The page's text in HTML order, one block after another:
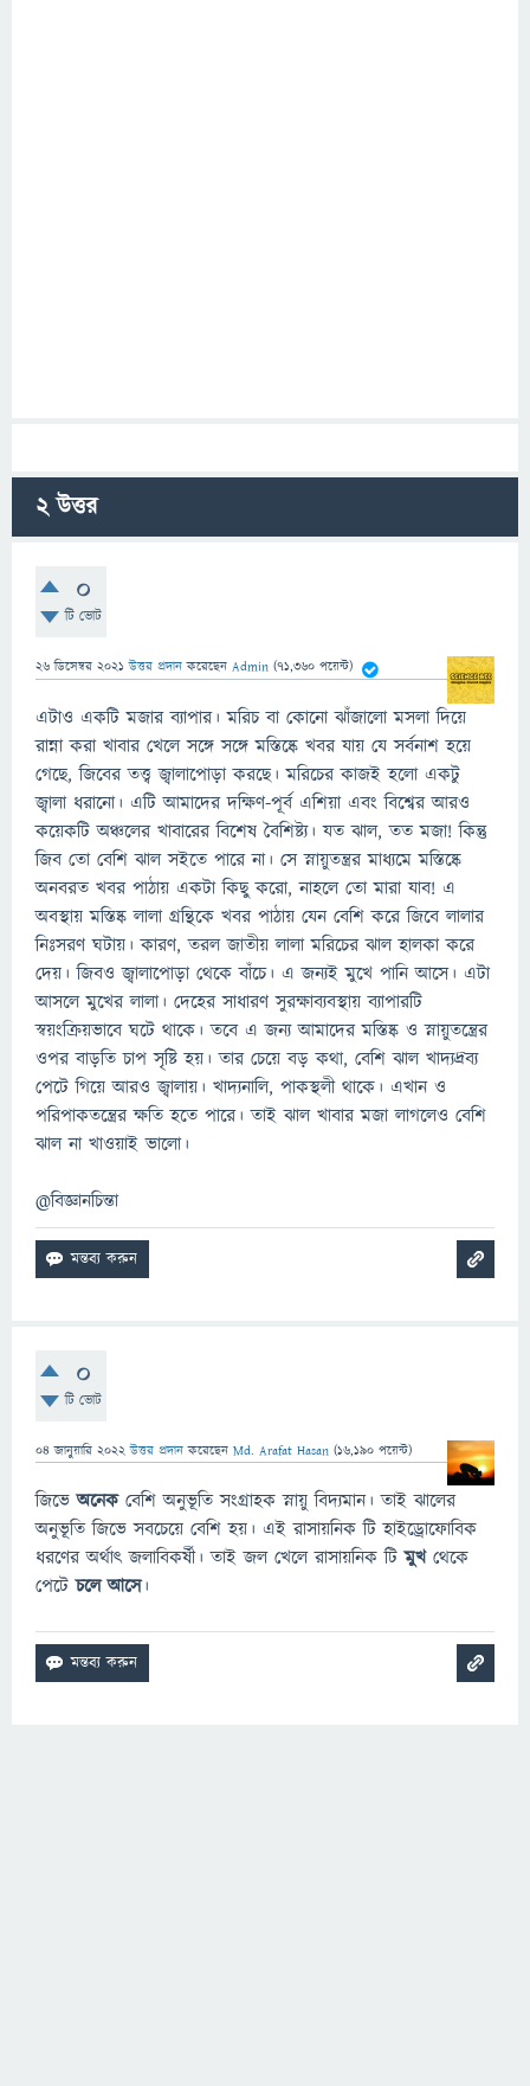
2উত্তর
0
টি ভোট
26 ডিসেম্বর 2021 উত্তর প্রদান করেছেন Admin (71,360 পয়েন্ট)
এটাও একটি মজার ব্যাপার। মরিচ বা কোনো ঝাঁজালো মসলা দিয়ে
রান্না করা খাবার খেলে সঙ্গে সঙ্গে মস্তিষ্কে খবর যায় যে সর্বনাশ হয়ে
গেছে, জিবের তত্ত্ব জ্বালাপোড়া করছে। মরিচের কাজই হলো একটু
জ্বালা ধরানো। এটি আমাদের দক্ষিণ-পূর্ব এশিয়া এবং বিশ্বের আরও
কয়েকটি অঞ্চলের খাবারের বিশেষ বৈশিষ্ট্য। যত ঝাল, তত মজা! কিন্তু
জিব তো বেশি ঝাল সইতে পারে না। সে স্নায়ুতন্ত্রর মাধ্যমে মস্তিষ্কে
অনবরত খবর পাঠায় একটা কিছু করো, নাহলে তো মারা যাব! এ
অবস্থায় মস্তিষ্ক লালা গ্রন্থিকে খবর পাঠায় যেন বেশি করে জিবে লালার
নিঃসরণ ঘটায়। কারণ, তরল জাতীয় লালা মরিচের ঝাল হালকা করে
দেয়। জিবও জ্বালাপোড়া থেকে বাঁচে। এ জন্যই মুখে পানি আসে। এটা
আসলে মুখের লালা। দেহের সাধারণ সুরক্ষাব্যবস্থায় ব্যাপারটি
স্বয়ংক্রিয়ভাবে ঘটে থাকে। তবে এ জন্য আমাদের মস্তিষ্ক ও স্নায়ুতন্ত্রের
ওপর বাড়তি চাপ সৃষ্টি হয়। তার চেয়ে বড় কথা, বেশি ঝাল খাদ্যদ্রব্য
পেটে গিয়ে আরও জ্বালায়। খাদ্যনালি, পাকস্থলী থাকে। এখান ও
পরিপাকতন্ত্রের ক্ষতি হতে পারে। তাই ঝাল খাবার মজা লাগলেও বেশি
ঝাল না খাওয়াই ভালো।
@বিজ্ঞানচিন্তা
0
টি ভোট
04 জানুয়ারি 2022 উত্তর প্রদান করেছেন Md. Arafat Hasan (16,190 পয়েন্ট)
জিভেঅনেকবেশি অনুভূতি সংগ্রাহক স্নায়ু বিদ্যমান। তাই ঝালের
অনুভূতি জিভে সবচেয়ে বেশি হয়। এই রাসায়নিক টি হাইড্রোফোবিক
ধরণের অর্থাৎ জলাবিকর্ষী। তাই জল খেলে রাসায়নিক টিমুখথেকে
পেটেচলে আসে।